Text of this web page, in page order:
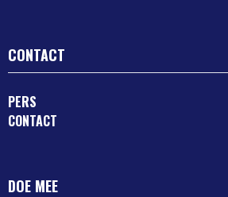
CONTACT
PERS
CONTACT
DOE MEE